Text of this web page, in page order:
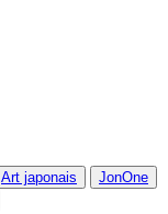
Art japonais
JonOne